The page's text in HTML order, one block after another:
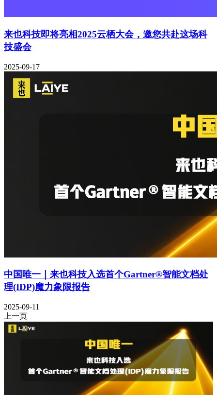
来也科技即将亮相2025云栖大会，邀您共赴这场科
技盛会
2025-09-17
中国唯一｜来也科技入选首个Gartner®智能文档处
理(IDP)魔力象限报告
2025-09-11
上一页